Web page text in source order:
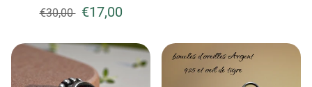
€30,00 €17,00